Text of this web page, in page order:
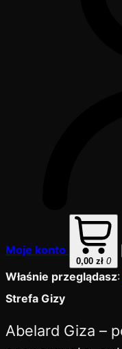
Moje konto
0,00 zł 0
Właśnie przeglądasz:
Strefa Gizy
Abelard Giza –